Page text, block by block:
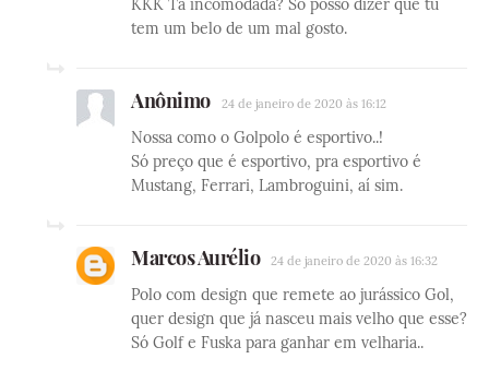
KKK Tá incomodada? Só posso dizer que tu
tem um belo de um mal gosto.
Anônimo 24 de janeiro de 2020 às 16:12
Nossa como o Golpolo é esportivo..!
Só preço que é esportivo, pra esportivo é
Mustang, Ferrari, Lambroguini, aí sim.
Marcos Aurélio 24 de janeiro de 2020 às 16:32
Polo com design que remete ao jurássico Gol,
quer design que já nasceu mais velho que esse?
Só Golf e Fuska para ganhar em velharia..